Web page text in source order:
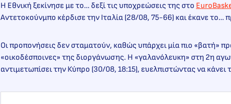
Η Εθνική ξεκίνησε με το… δεξί τις υποχρεώσεις της στο
Αντετοκούνμπο κέρδισε την Ιταλία (28/08, 75-66) και έκανε
Οι προπονήσεις δεν σταματούν, καθώς υπάρχει μία πιο «βατή»
«οικοδέσποινες» της διοργάνωσης. Η «γαλανόλευκη» στη 2η
αντιμετωπίσει την Κύπρο (30/08, 18:15), ευελπιστώντας να κάνει